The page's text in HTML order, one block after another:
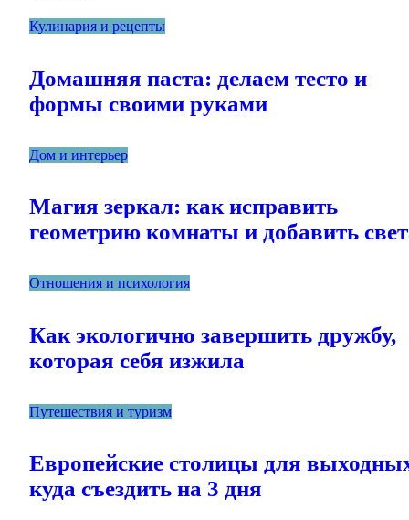
Кулинария и рецепты
Домашняя паста: делаем тесто и
формы своими руками
Дом и интерьер
Магия зеркал: как исправить
геометрию комнаты и добавить
Отношения и психология
Как экологично завершить дружбу,
которая себя изжила
Путешествия и туризм
Европейские столицы для
куда съездить на 3 дня